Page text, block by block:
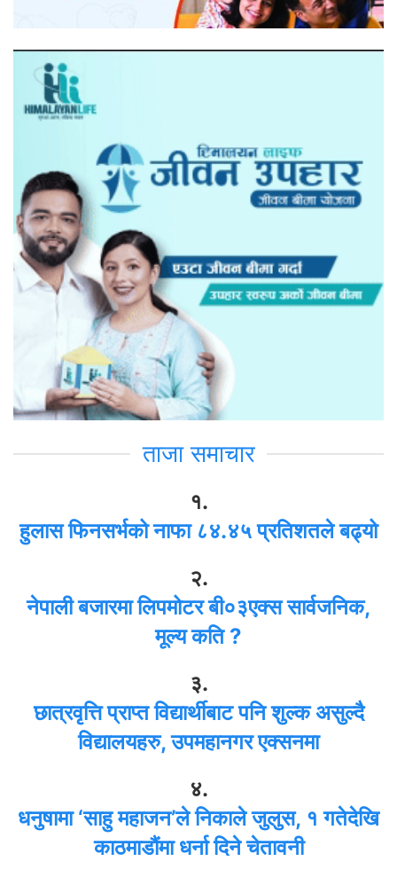
ताजा समाचार
१.
हुलास फिनसर्भको नाफा ८४.४५ प्रतिशतले बढ्यो
२.
नेपाली बजारमा लिपमोटर बी०३एक्स सार्वजनिक,
मूल्य कति ?
३.
छात्रवृत्ति प्राप्त विद्यार्थीबाट पनि शुल्क असुल्दै
विद्यालयहरु, उपमहानगर एक्सनमा
४.
धनुषामा ‘साहु महाजन’ले निकाले जुलुस, १ गतेदेखि
काठमाडौंमा धर्ना दिने चेतावनी